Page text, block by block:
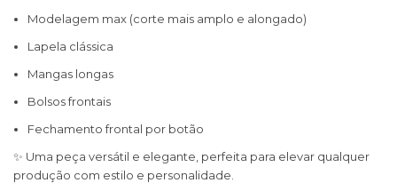
Modelagem max (corte mais amplo e alongado)
Lapela clássica
Mangas longas
Bolsos frontais
Fechamento frontal por botão
✨ Uma peça versátil e elegante, perfeita para elevar qualquer
produção com estilo e personalidade.